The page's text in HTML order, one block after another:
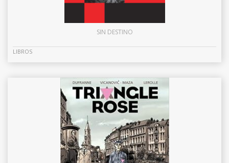
SIN DESTINO
LIBROS